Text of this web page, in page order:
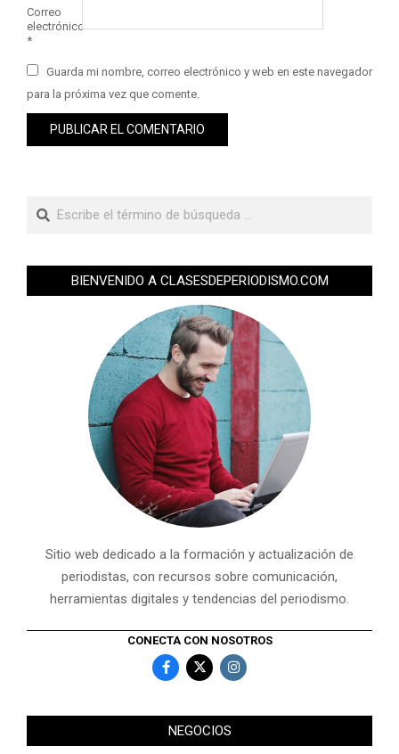
Correo
electrónico
*
Guarda mi nombre, correo electrónico y web en este navegador
para la próxima vez que comente.
BIENVENIDO A CLASESDEPERIODISMO.COM
Sitio web dedicado a la formación y actualización de
periodistas, con recursos sobre comunicación,
herramientas digitales y tendencias del periodismo.
CONECTA CON NOSOTROS
NEGOCIOS